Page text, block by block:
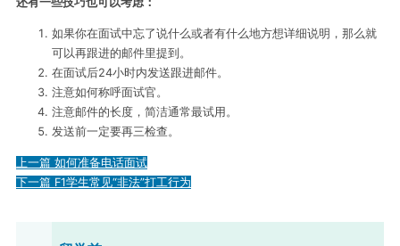
如果你在面试中忘了说什么或者有什么地方想详细说明，那么就
可以再跟进的邮件里提到。
在面试后24小时内发送跟进邮件。
注意如何称呼面试官。
注意邮件的长度，简洁通常最试用。
发送前一定要再三检查。
上一篇 如何准备电话面试
下一篇 F1学生常见“非法”打工行为